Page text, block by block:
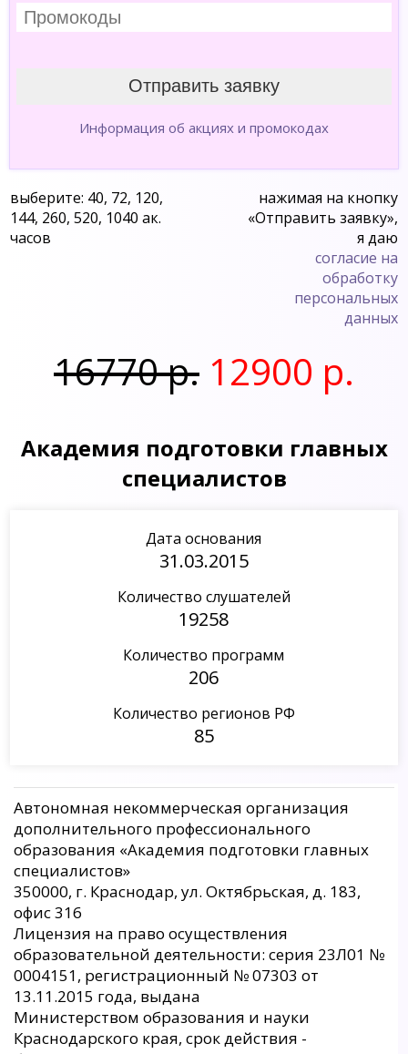
Информация об акциях и промокодах
выберите: 40, 72, 120,
144, 260, 520, 1040 ак.
часов
нажимая на кнопку
«Отправить заявку»,
я даю
согласие на
обработку
персональных
данных
16770 р. 12900 р.
Академия подготовки главных
специалистов
Дата основания
31.03.2015
Количество слушателей
19258
Количество программ
206
Количество регионов РФ
85
Автономная некоммерческая организация
дополнительного профессионального
образования «Академия подготовки главных
специалистов»
350000, г. Краснодар, ул. Октябрьская, д. 183,
офис 316
Лицензия на право осуществления
образовательной деятельности: серия 23Л01 №
0004151, регистрационный № 07303 от
13.11.2015 года, выдана
Министерством образования и науки
Краснодарского края, срок действия -